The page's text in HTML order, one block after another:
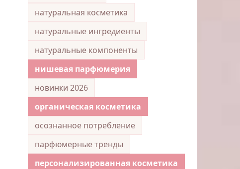
натуральная косметика
натуральные ингредиенты
натуральные компоненты
нишевая парфюмерия
новинки 2026
органическая косметика
осознанное потребление
парфюмерные тренды
персонализированная косметика